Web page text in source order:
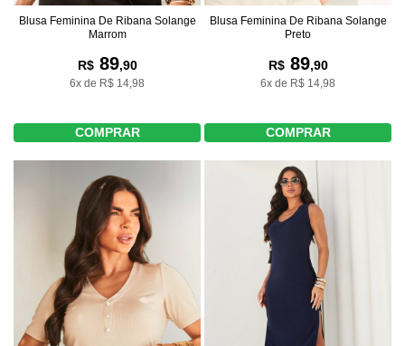
Blusa Feminina De Ribana Solange
Marrom
R$89,90
6x de R$ 14,98
COMPRAR
Blusa Feminina De Ribana Solange
Preto
R$89,90
6x de R$ 14,98
COMPRAR